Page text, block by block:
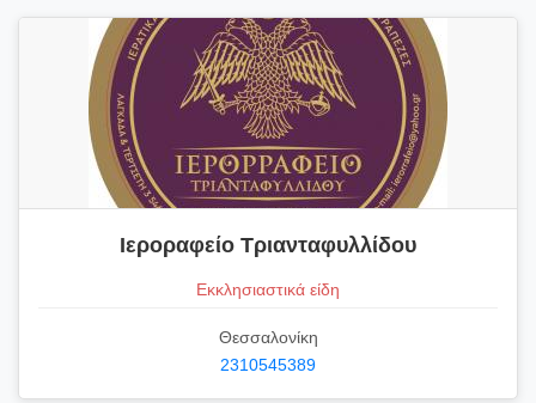
Ιεροραφείο Τριανταφυλλίδου
Εκκλησιαστικά είδη
Θεσσαλονίκη
2310545389